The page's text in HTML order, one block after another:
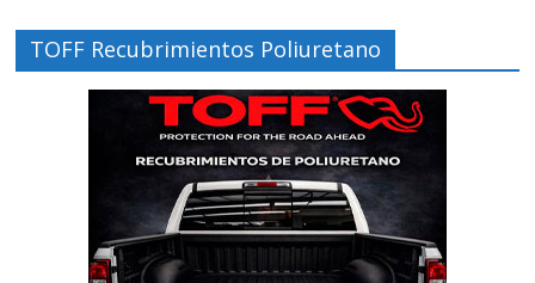
TOFF Recubrimientos Poliuretano